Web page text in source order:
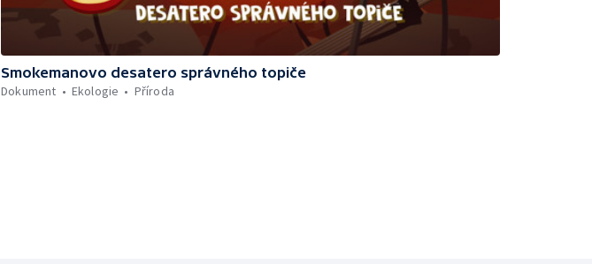
Smokemanovo desatero správného topiče
Dokument
Ekologie Příroda